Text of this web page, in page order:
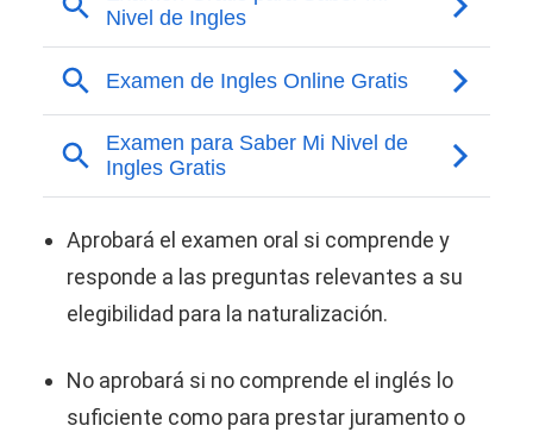
Aprobará el examen oral si comprende y
responde a las preguntas relevantes a su
elegibilidad para la naturalización.
No aprobará si no comprende el inglés lo
suficiente como para prestar juramento o